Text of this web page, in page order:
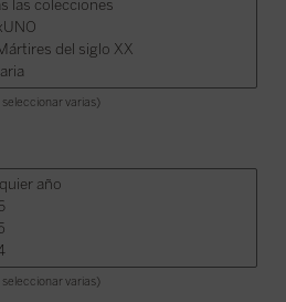
seleccionar varias)
seleccionar varias)